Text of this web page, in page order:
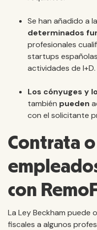
Se han añadido a
determinados
profesionales
startups
actividades de I+D.
Los cónyuges y
también pueden
con el solicitante
Contrata
con
La Ley Beckham puede
fiscales a algunos